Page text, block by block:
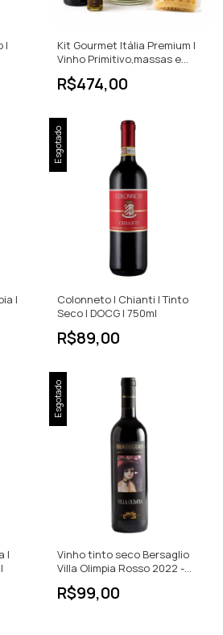
|
Kit Gourmet Itália Premium |
Vinho Primitivo,massas e
R$474,00
|
Esgotado
Colonneto | Chianti | Tinto
Seco | DOCG | 750ml
R$89,00
|
Esgotado
Vinho tinto seco Bersaglio
Villa Olimpia Rosso 2022 -
R$99,00